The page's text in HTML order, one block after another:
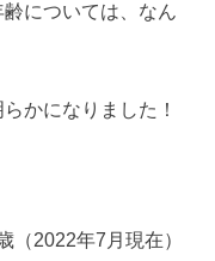
については、なん
かになりました！
（2022年7月現在）